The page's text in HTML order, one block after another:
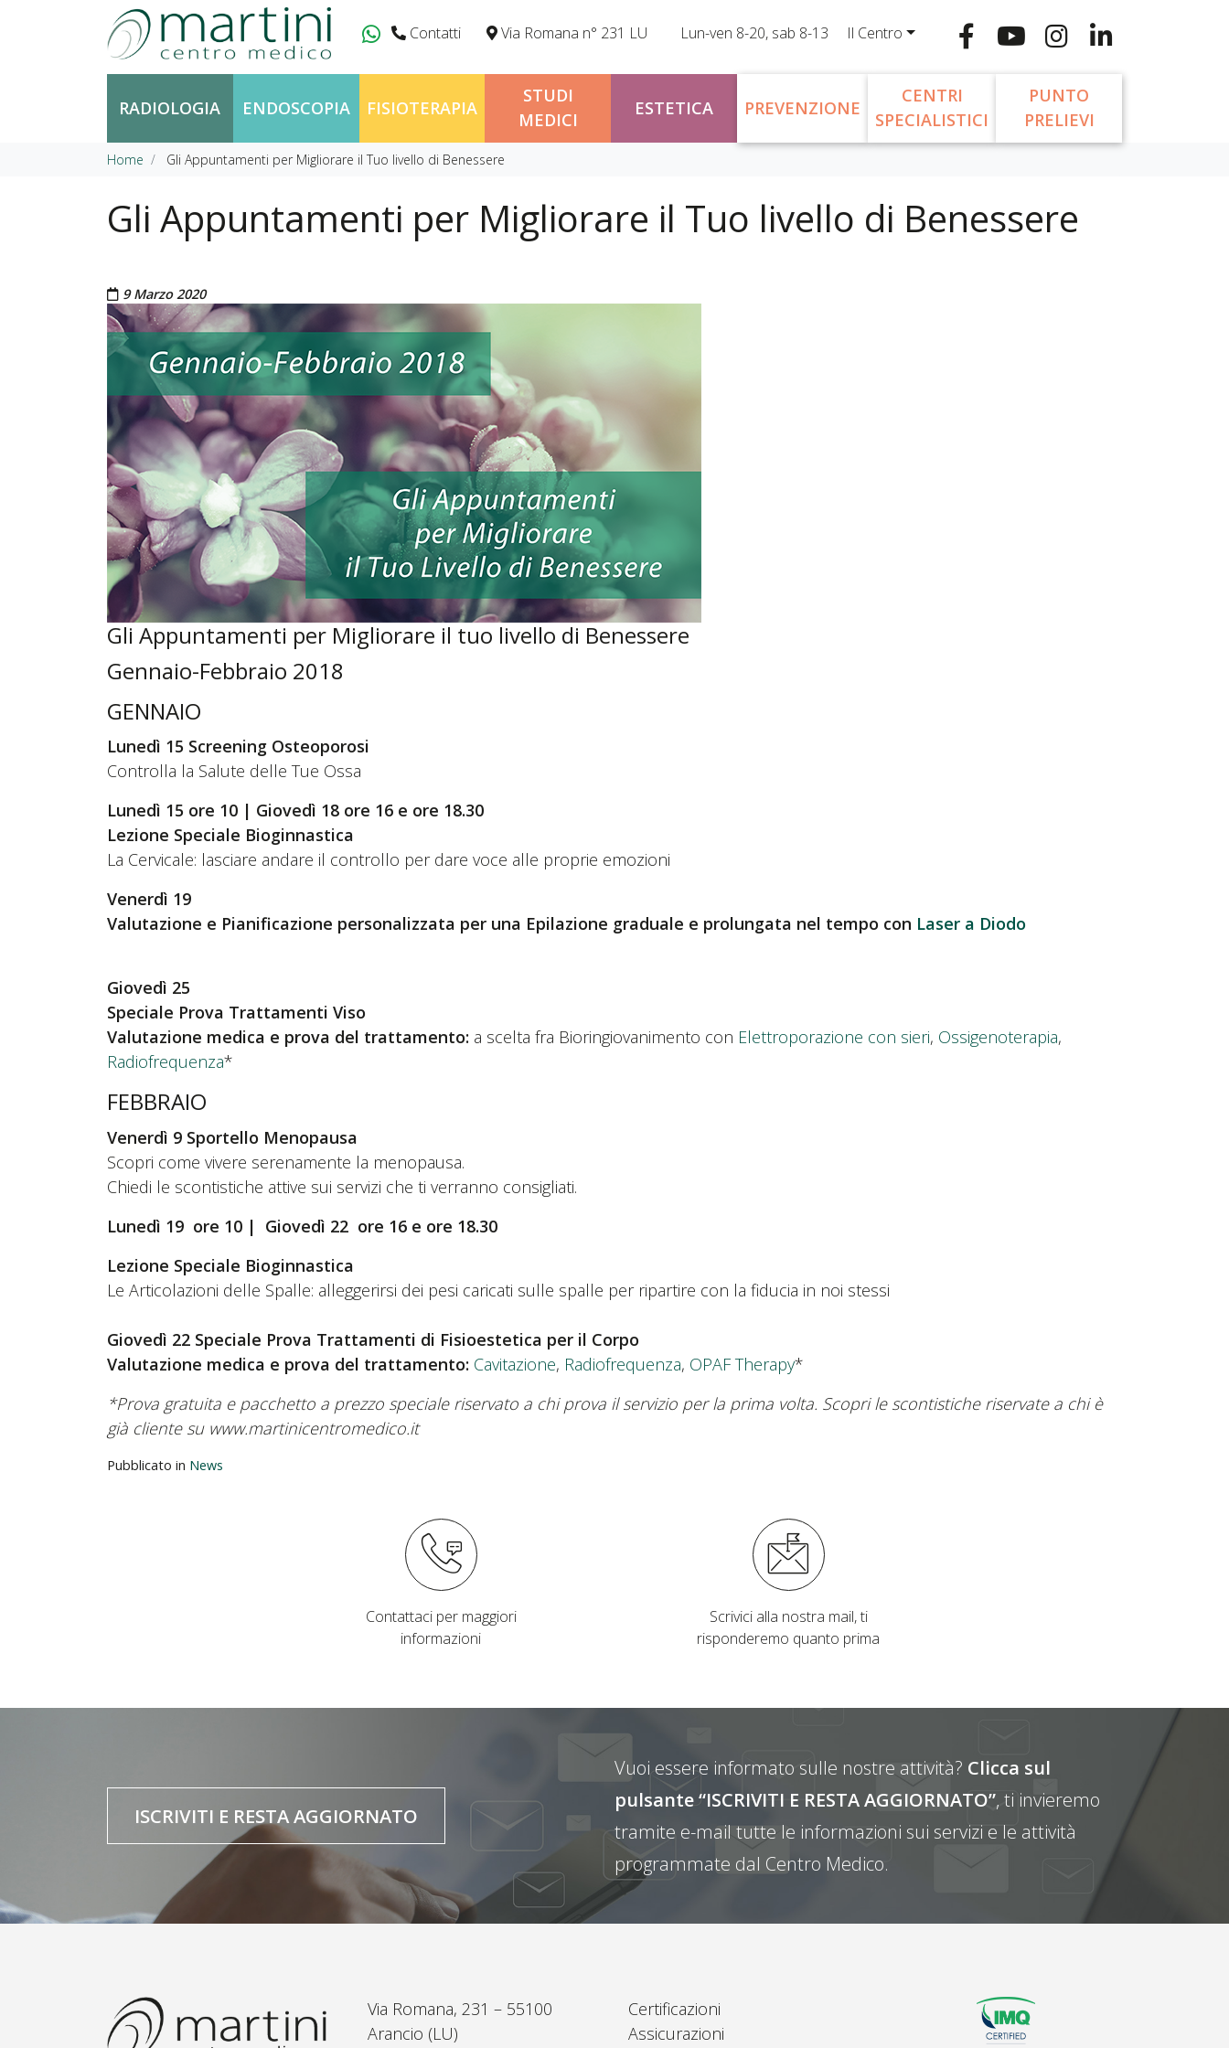
Vai al contenuto
Contatti Via Romana n° 231 LU Lun-ven 8-20, sab 8-13 Il Centro
RADIOLOGIA ENDOSCOPIA FISIOTERAPIA
STUDI
MEDICI
ESTETICA PREVENZIONE
CENTRI
SPECIALISTICI
PUNTO
PRELIEVI
Home Gli Appuntamenti per Migliorare il Tuo livello di Benessere
Gli Appuntamenti per Migliorare il Tuo livello di Benessere
Pubblicato il
9 Marzo 2020
Gli Appuntamenti per Migliorare il tuo livello di Benessere
Gennaio-Febbraio 2018
GENNAIO
Lunedì 15 Screening Osteoporosi
Controlla la Salute delle Tue Ossa
Lunedì 15 ore 10 | Giovedì 18 ore 16 e ore 18.30
Lezione Speciale Bioginnastica
La Cervicale: lasciare andare il controllo per dare voce alle proprie emozioni
Venerdì 19​
Valutazione e Pianificazione personalizzata per una Epilazione graduale e prolungata nel tempo con Laser a Diodo
Giovedì 25
Speciale Prova Trattamenti Viso
Valutazione medica e prova del trattamento: a scelta fra Bioringiovanimento con Elettroporazione con sieri, Ossigenoterapia,
Radiofrequenza*
FEBBRAIO
Venerdì 9 Sportello Menopausa
Scopri come vivere serenamente la menopausa.
Chiedi le scontistiche attive sui servizi che ti verranno consigliati.
Lunedì 19 ore 10 | Giovedì 22 ore 16 e ore 18.30
Lezione Speciale Bioginnastica
Le Articolazioni delle Spalle: alleggerirsi dei pesi caricati sulle spalle per ripartire con la fiducia in noi stessi
Giovedì 22 Speciale Prova Trattamenti di Fisioestetica per il Corpo
Valutazione medica e prova del trattamento: Cavitazione, Radiofrequenza, OPAF Therapy*
*Prova gratuita e pacchetto a prezzo speciale riservato a chi prova il servizio per la prima volta. Scopri le scontistiche riservate a chi è
già cliente su www.martinicentromedico.it
Pubblicato in News
Contattaci per maggiori
informazioni
Scrivici alla nostra mail, ti
risponderemo quanto prima
ISCRIVITI E RESTA AGGIORNATO
Vuoi essere informato sulle nostre attività? Clicca sul
pulsante “ISCRIVITI E RESTA AGGIORNATO”, ti invieremo
tramite e-mail tutte le informazioni sui servizi e le attività
programmate dal Centro Medico.
Via Romana, 231 – 55100
Arancio (LU)
Certificazioni
Assicurazioni